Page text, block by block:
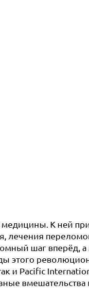
медицины. К ней
лечения
шаг вперёд, а
этого
и Pacific
вмешательства